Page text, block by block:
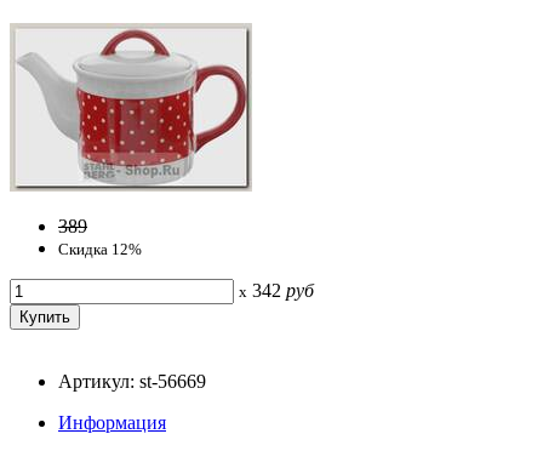
389
Скидка 12%
x 342 руб
Артикул: st-56669
Информация